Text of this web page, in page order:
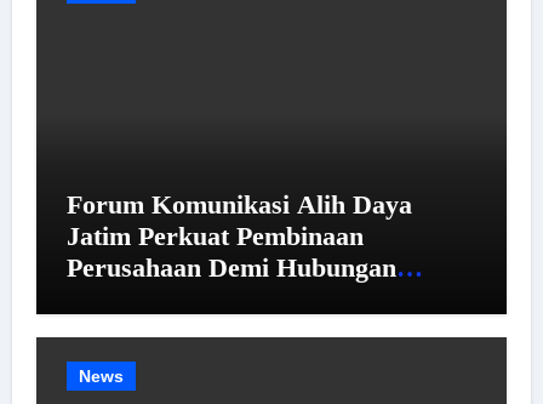
Forum Komunikasi Alih Daya
Jatim Perkuat Pembinaan
Perusahaan Demi Hubungan
News